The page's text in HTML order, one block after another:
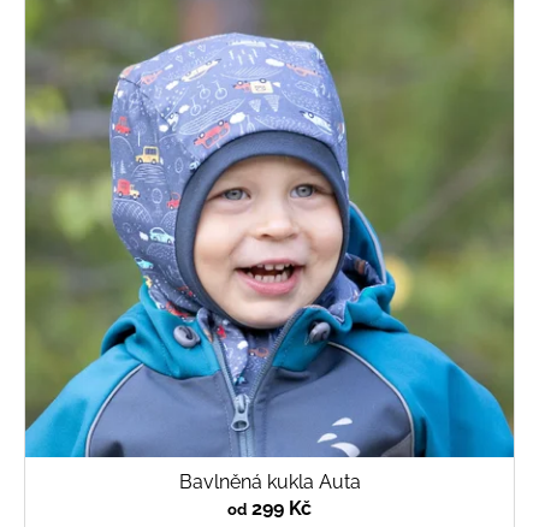
p
s
p
o
d
u
t
Bavlněná kukla Auta
od 299 Kč